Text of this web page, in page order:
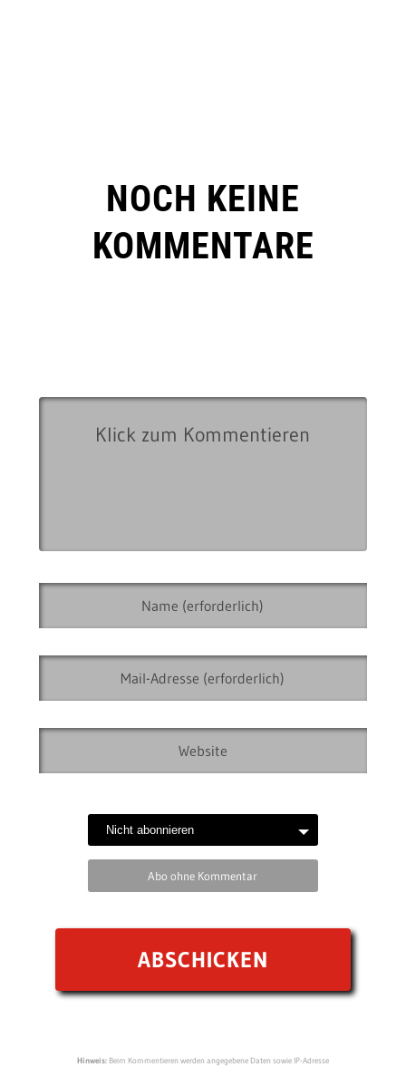
NOCH KEINE
KOMMENTARE
Abo ohne Kommentar
Hinweis:Beim Kommentieren werden angegebene Daten sowie IP-Adresse